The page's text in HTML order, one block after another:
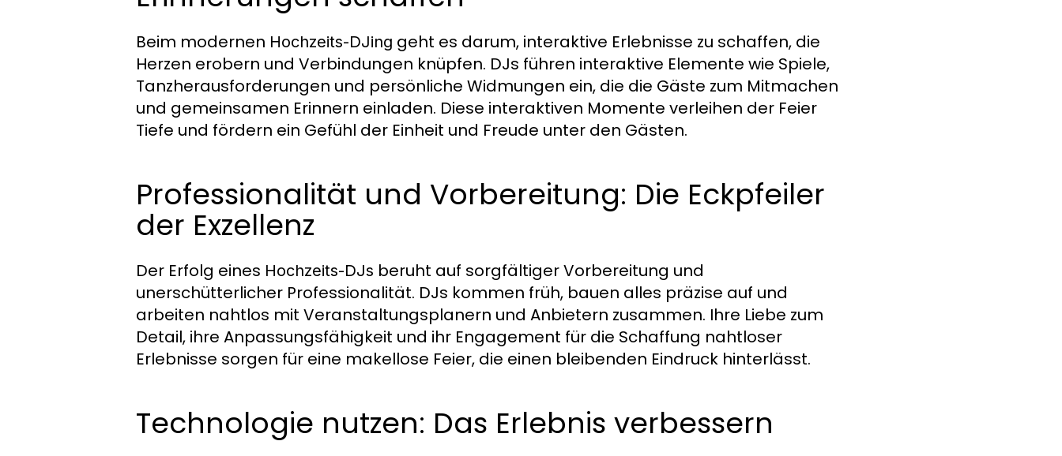
Beim modernen Hochzeits-DJing geht es darum, interaktive Erlebnisse zu schaffen, die
Herzen erobern und Verbindungen knüpfen. DJs führen interaktive Elemente wie Spiele,
Tanzherausforderungen und persönliche Widmungen ein, die die Gäste zum Mitmachen
und gemeinsamen Erinnern einladen. Diese interaktiven Momente verleihen der Feier
Tiefe und fördern ein Gefühl der Einheit und Freude unter den Gästen.
Professionalität und Vorbereitung: Die Eckpfeiler
der Exzellenz
Der Erfolg eines Hochzeits-DJs beruht auf sorgfältiger Vorbereitung und
unerschütterlicher Professionalität. DJs kommen früh, bauen alles präzise auf und
arbeiten nahtlos mit Veranstaltungsplanern und Anbietern zusammen. Ihre Liebe zum
Detail, ihre Anpassungsfähigkeit und ihr Engagement für die Schaffung nahtloser
Erlebnisse sorgen für eine makellose Feier, die einen bleibenden Eindruck hinterlässt.
Technologie nutzen: Das Erlebnis verbessern